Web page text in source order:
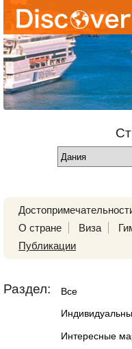
О стране
Виза
Публикации
Раздел: Все
Интересные